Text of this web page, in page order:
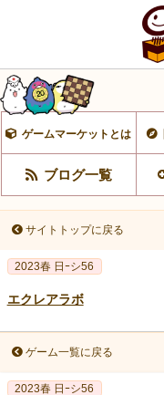
ゲームマーケットとは
ブログ一覧
サイトトップに戻る
2023春 日ｰシ56
エクレアラボ
ゲーム一覧に戻る
2023春 日ｰシ56